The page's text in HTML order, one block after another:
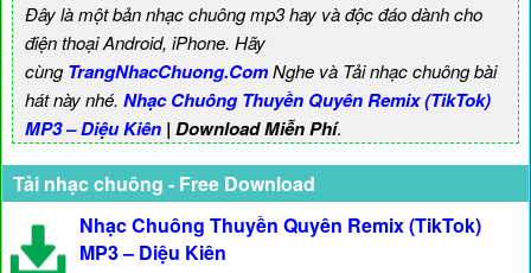
Đây là một bản nhạc chuông mp3 hay và độc đáo dành cho
điện thoại Android, iPhone. Hãy
cùngTrangNhacChuong.ComNghe và Tải nhạc chuông bài
hát này nhé. Nhạc Chuông Thuyền Quyên Remix (TikTok)
MP3 – Diệu Kiên | Download Miễn Phí.
Tải nhạc chuông - Free Download
Nhạc Chuông Thuyền Quyên Remix (TikTok)
MP3 – Diệu Kiên